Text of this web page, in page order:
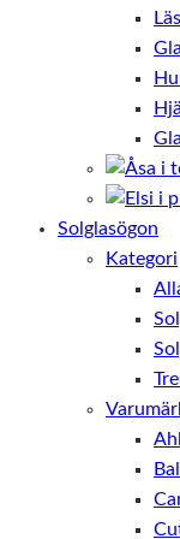
Solglasögon
Kategori